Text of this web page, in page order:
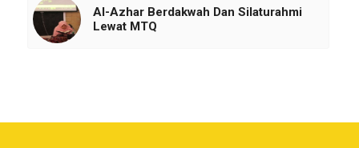
Al-Azhar Berdakwah Dan Silaturahmi
Lewat MTQ